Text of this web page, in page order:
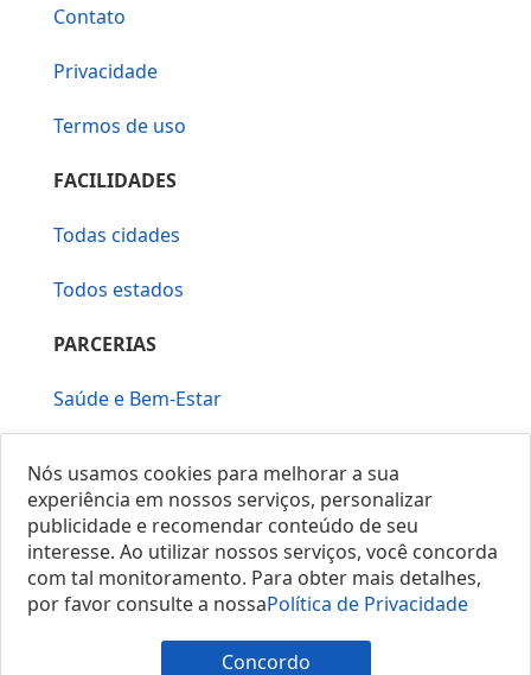
Contato
Privacidade
Termos de uso
FACILIDADES
Todas cidades
Todos estados
PARCERIAS
Saúde e Bem-Estar
© 2025 Locais do Brasil
Nós usamos cookies para melhorar a sua
experiência em nossos serviços, personalizar
publicidade e recomendar conteúdo de seu
interesse. Ao utilizar nossos serviços, você concorda
com tal monitoramento. Para obter mais detalhes,
por favor consulte a nossaPolítica de Privacidade
Concordo